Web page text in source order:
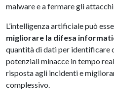
malware e a fermare gli attacchi
L’intelligenza artificiale può
migliorare la difesa
quantità di dati per identificare
potenziali minacce in tempo
risposta agli incidenti e
complessivo.